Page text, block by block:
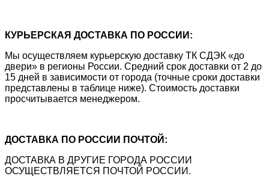
КУРЬЕРСКАЯ ДОСТАВКА ПО РОССИИ:
Мы осуществляем курьерскую доставку ТК СДЭК «до
двери» в регионы России. Средний срок доставки от 2 до
15 дней в зависимости от города (точные сроки доставки
представлены в таблице ниже). Стоимость доставки
просчитывается менеджером.
ДОСТАВКА ПО РОССИИ ПОЧТОЙ:
ДОСТАВКА В ДРУГИЕ ГОРОДА РОССИИ
ОСУЩЕСТВЛЯЕТСЯ ПОЧТОЙ РОССИИ.